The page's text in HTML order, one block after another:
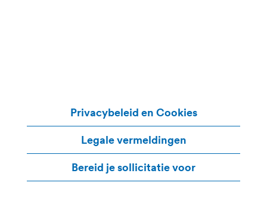
Privacybeleid en Cookies
Legale vermeldingen
Bereid je sollicitatie voor